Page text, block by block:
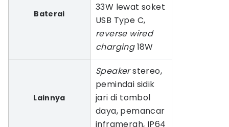
Baterai
33W lewat soket
USB Type C,
reverse wired
charging18W
Lainnya
Speakerstereo,
pemindai sidik
jari di tombol
daya, pemancar
inframerah, IP64